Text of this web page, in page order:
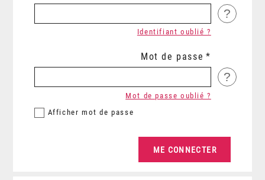
?
Identifiant oublié ?
Mot de passe
?
Afficher mot de passe
Mot de passe oublié ?